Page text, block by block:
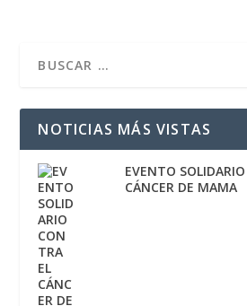
NOTICIAS MÁS VISTAS
EVENTO
CÁNCER DE MAMA